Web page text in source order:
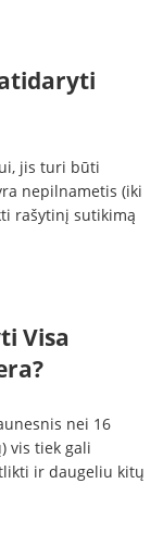
jis turi būti
nepilnametis (iki
rašytinį sutikimą
Visa
nei 16
vis tiek gali
ir daugeliu kitų